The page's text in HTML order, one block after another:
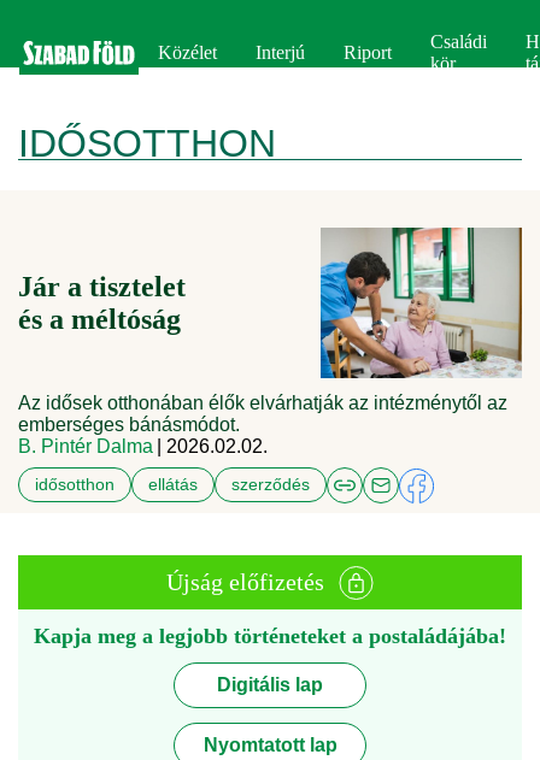
Közélet Interjú Riport
Családi
kör
IDŐSOTTHON
Jár a tisztelet
és a méltóság
Az idősek otthonában élők elvárhatják az intézménytől az
emberséges bánásmódot.
B. Pintér Dalma
| 2026.02.02.
idősotthon ellátás szerződés
Újság előfizetés
Kapja meg a legjobb történeteket a postaládájába!
Digitális lap
Nyomtatott lap